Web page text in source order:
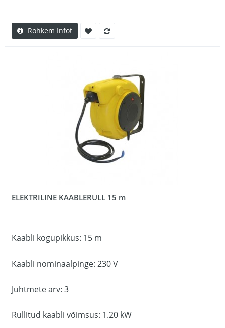
Rohkem Infot
ELEKTRILINE KAABLERULL 15 m
Kaabli kogupikkus: 15 m
Kaabli nominaalpinge: 230 V
Juhtmete arv: 3
Rullitud kaabli võimsus: 1.20 kW